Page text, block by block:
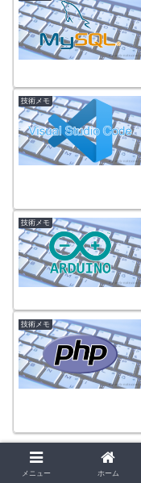
技術メモ
技術メモ
技術メモ
メニュー ホーム